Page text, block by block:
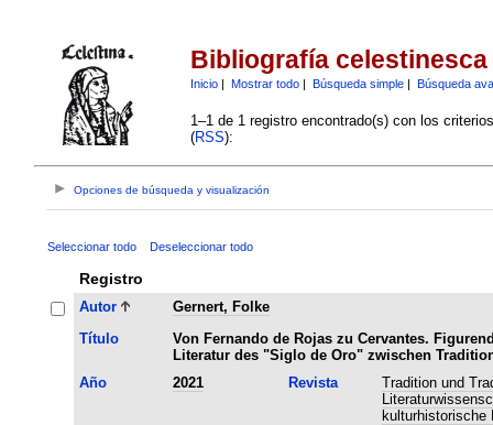
Bibliografía celestinesca
Inicio| Mostrar todo| Búsqueda simple| Búsqueda
1–1 de 1 registro encontrado(s) con los
(RSS):
Opciones de búsqueda y visualización
Seleccionar todo Deseleccionar todo
Registro
Autor
Gernert, Folke
Título
Von Fernando de Rojas zu Cervantes.
Literatur des "Siglo de Oro" zwischen
Año
2021 Revista
Tradition und
kulturhistorische